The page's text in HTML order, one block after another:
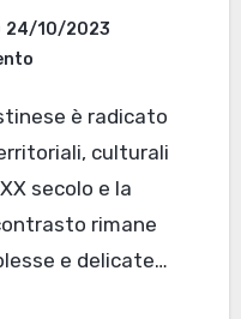
24/10/2023
culturali
secolo e la
rimane
e delicate…